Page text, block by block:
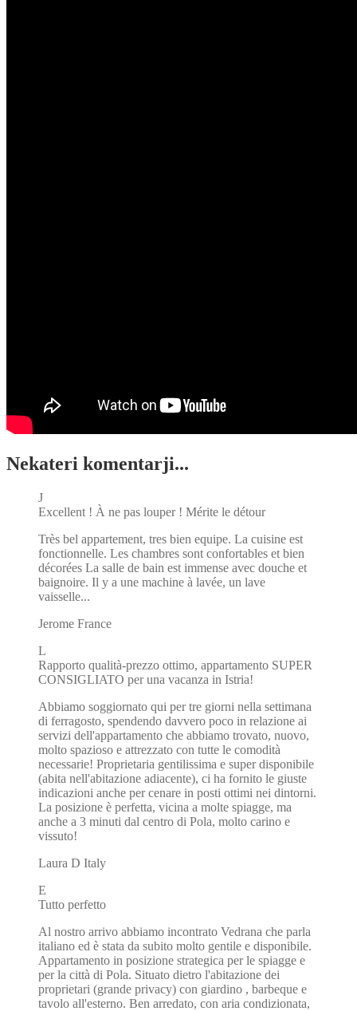
Nekateri komentarji...
J
Excellent ! À ne pas louper ! Mérite le détour
Très bel appartement, tres bien equipe. La cuisine est
fonctionnelle. Les chambres sont confortables et bien
décorées La salle de bain est immense avec douche et
baignoire. Il y a une machine à lavée, un lave
vaisselle...
Jerome France
L
Rapporto qualità-prezzo ottimo, appartamento SUPER
CONSIGLIATO per una vacanza in Istria!
Abbiamo soggiornato qui per tre giorni nella settimana
di ferragosto, spendendo davvero poco in relazione ai
servizi dell'appartamento che abbiamo trovato, nuovo,
molto spazioso e attrezzato con tutte le comodità
necessarie! Proprietaria gentilissima e super disponibile
(abita nell'abitazione adiacente), ci ha fornito le giuste
indicazioni anche per cenare in posti ottimi nei dintorni.
La posizione è perfetta, vicina a molte spiagge, ma
anche a 3 minuti dal centro di Pola, molto carino e
vissuto!
Laura D Italy
E
Tutto perfetto
Al nostro arrivo abbiamo incontrato Vedrana che parla
italiano ed è stata da subito molto gentile e disponibile.
Appartamento in posizione strategica per le spiagge e
per la città di Pola. Situato dietro l'abitazione dei
proprietari (grande privacy) con giardino , barbeque e
tavolo all'esterno. Ben arredato, con aria condizionata,